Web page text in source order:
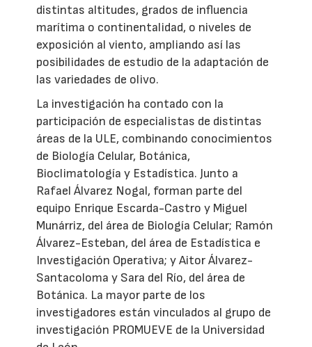
distintas altitudes, grados de influencia
marítima o continentalidad, o niveles de
exposición al viento, ampliando así las
posibilidades de estudio de la adaptación de
las variedades de olivo.
La investigación ha contado con la
participación de especialistas de distintas
áreas de la ULE, combinando conocimientos
de Biología Celular, Botánica,
Bioclimatología y Estadística. Junto a
Rafael Álvarez Nogal, forman parte del
equipo Enrique Escarda-Castro y Miguel
Munárriz, del área de Biología Celular; Ramón
Álvarez-Esteban, del área de Estadística e
Investigación Operativa; y Aitor Álvarez-
Santacoloma y Sara del Río, del área de
Botánica. La mayor parte de los
investigadores están vinculados al grupo de
investigación PROMUEVE de la Universidad